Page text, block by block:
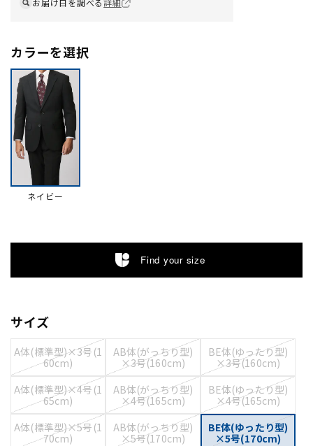
お届け日を調べる詳細
カラーを選択
ネイビー
Find your size
サイズ
A体(標準型)×3号(1
60cm)
AB体(がっちり型)
×3号(160cm)
BE体(ゆったり型)
×3号(160cm)
A体(標準型)×4号(1
65cm)
AB体(がっちり型)
×4号(165cm)
BE体(ゆったり型)
×4号(165cm)
A体(標準型)×5号(1
70cm)
AB体(がっちり型)
×5号(170cm)
BE体(ゆったり型)
×5号(170cm)